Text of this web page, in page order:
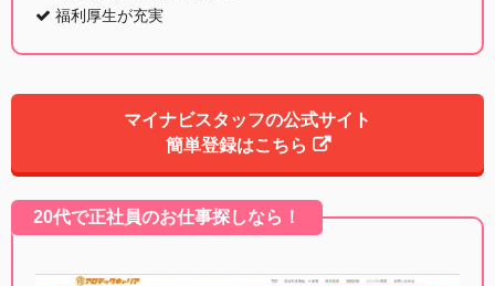
福利厚生が充実
マイナビスタッフの公式サイト
簡単登録はこちら
20代で正社員のお仕事探しなら！